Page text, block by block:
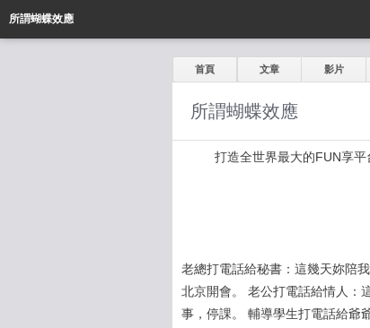
所謂蝴蝶效應
首頁 文章 影片
所謂蝴蝶效應
打造全世界最大的FUN享
老總打電話給秘書：這幾天妳陪
北京開會。 老公打電話給情人：
事，停課。 輔導學生打電話給爺